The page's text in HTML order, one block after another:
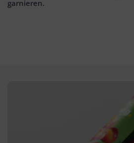
garnieren.